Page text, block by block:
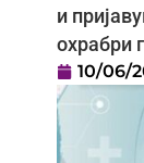
и
охрабри
10/06/